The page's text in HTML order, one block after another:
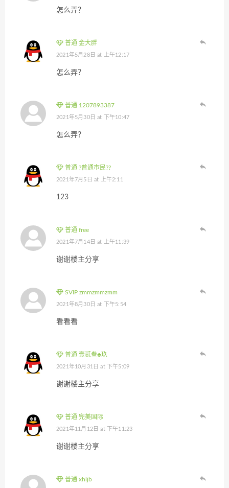
怎么弄？
普通 金大胖
2021年5月28日 at 上午12:17
怎么弄？
普通 1207893387
2021年5月30日 at 下午10:47
怎么弄？
普通 ?普通市民??
2021年7月5日 at 上午2:11
123
普通 free
2021年7月14日 at 上午11:39
谢谢楼主分享
SVIP zmmzmmzmm
2021年8月30日 at 下午5:54
看看看
普通 壹贰叁♣玖
2021年10月31日 at 下午5:09
谢谢楼主分享
普通 完美国际
2021年11月12日 at 下午11:23
谢谢楼主分享
普通 xhljb